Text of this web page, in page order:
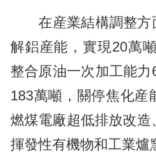
在産業結構調整方
解鋁産能，實現20萬
整合原油一次加工能
183萬噸，關停焦化産
燃煤電廠超低排放改造
揮發性有機物和工業爐